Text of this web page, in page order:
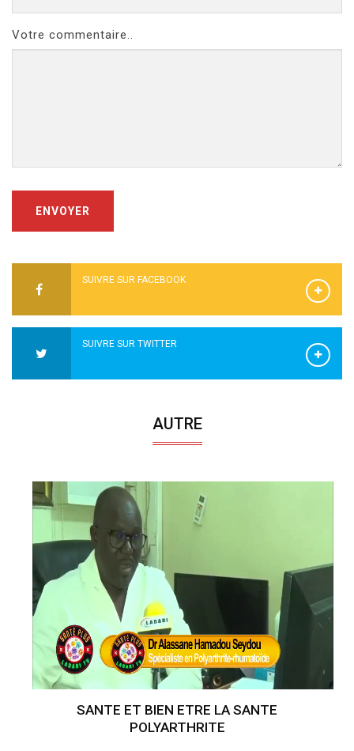
Votre commentaire..
ENVOYER
SUIVRE SUR FACEBOOK
SUIVRE SUR TWITTER
AUTRE
SANTE ET BIEN ETRE LA SANTE
POLYARTHRITE